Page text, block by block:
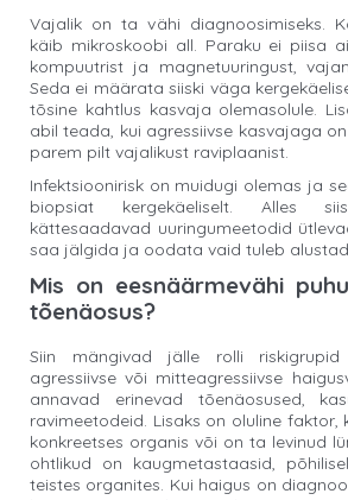
Vajalik on ta vähi diagnoosimiseks.
käib mikroskoobi all. Paraku ei piisa
kompuutrist ja magnetuuringust,
Seda ei määrata siiski väga
tõsine kahtlus kasvaja olemasolule.
abil teada, kui agressiivse kasvajaga
parem pilt vajalikust raviplaanist.
Infektsioonirisk on muidugi olemas ja
biopsiat kergekäeliselt. Alles
kättesaadavad uuringumeetodid
saa jälgida ja oodata vaid tuleb
Mis on eesnäärmevähi
tõenäosus?
Siin mängivad jälle rolli
agressiivse või mitteagressiivse
annavad erinevad tõenäosused,
ravimeetodeid. Lisaks on oluline faktor,
konkreetses organis või on ta levinud
ohtlikud on kaugmetastaasid,
teistes organites. Kui haigus on